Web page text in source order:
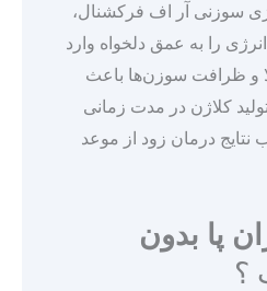
سوزنی آر اف فرکشنال،
را به عمق دلخواه وارد
و ظرافت سوزن‌ها باعث
کلاژن در مدت زمانی
نتایج درمان زود از موعد
پا بدون
؟